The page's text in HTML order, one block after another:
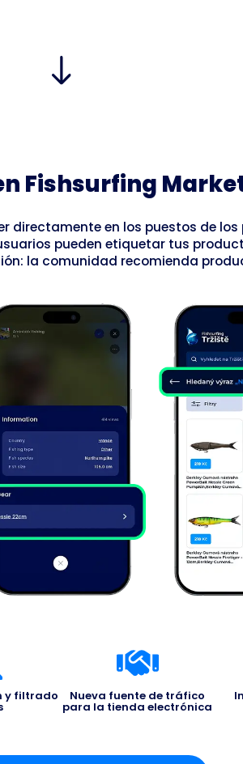
Fishsurfing
directamente en los puestos de los
pueden etiquetar tus
la comunidad recomienda
y filtrado Nueva fuente de tráfico
para la tienda electrónica